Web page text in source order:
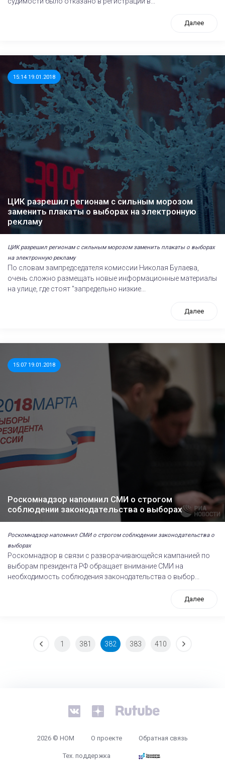
Далее
15:14 19.01.2018
ЦИК разрешил регионам с сильным морозом
заменить плакаты о выборах на электронную
рекламу
ЦИК разрешил регионам с сильным морозом заменить плакаты о выборах
на электронную рекламу
По словам зампредседателя комиссии Николая Булаева,
очень сложно размещать новые информационные материалы
на улице, где стоят "запредельно низкие...
Далее
15:07 19.01.2018
Роскомнадзор напомнил СМИ о строгом
соблюдении законодательства о выборах
Роскомнадзор напомнил СМИ о строгом соблюдении законодательства о
выборах
Роскомнадзор в связи с разворачивающейся кампанией по
выборам президента РФ обращает внимание СМИ на
необходимость соблюдения законодательства о выбор...
Далее
1 381 382 383 410
2026 © НОМ О проекте Обратная связь
Тех. поддержка